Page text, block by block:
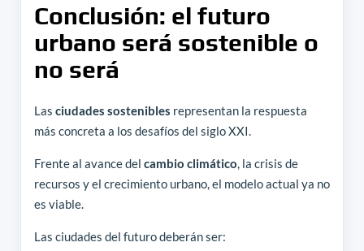
Conclusión: el futuro
urbano será sostenible o
no será
Las ciudades sostenibles representan la respuesta
más concreta a los desafíos del siglo XXI.
Frente al avance del cambio climático, la crisis de
recursos y el crecimiento urbano, el modelo actual ya no
es viable.
Las ciudades del futuro deberán ser: